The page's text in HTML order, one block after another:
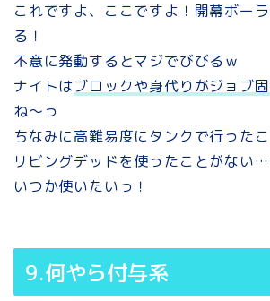
これですよ、ここですよ！開幕ボー
る！
不意に発動するとマジでびびるｗ
ナイトはブロックや身代りがジョブ
ね～っ
ちなみに高難易度にタンクで行った
リビングデッドを使ったことがない…
いつか使いたいっ！
9.何やら付与系